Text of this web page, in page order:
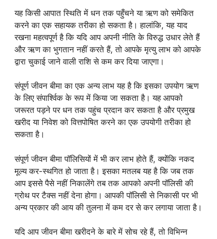
यह किसी आपात स्थिति में धन तक पहुँचने या ऋण को समेकित
करने का एक सहायक तरीका हो सकता है। हालांकि, यह याद
रखना महत्वपूर्ण है कि यदि आप अपनी नीति के विरुद्ध उधार लेते हैं
और ऋण का भुगतान नहीं करते हैं, तो आपके मृत्यु लाभ को आपके
द्वारा चुकाई जाने वाली राशि से कम कर दिया जाएगा।
संपूर्ण जीवन बीमा का एक अन्य लाभ यह है कि इसका उपयोग ऋण
के लिए संपार्श्विक के रूप में किया जा सकता है। यह आपको
जरूरत पड़ने पर धन तक पहुंच प्रदान कर सकता है और प्रमुख
खरीद या निवेश को वित्तपोषित करने का एक उपयोगी तरीका हो
सकता है।
संपूर्ण जीवन बीमा पॉलिसियों में भी कर लाभ होते हैं, क्योंकि नकद
मूल्य कर-स्थगित हो जाता है। इसका मतलब यह है कि जब तक
आप इससे पैसे नहीं निकालेंगे तब तक आपको अपनी पॉलिसी की
ग्रोथ पर टैक्स नहीं देना होगा। आपकी पॉलिसी से निकासी पर भी
अन्य प्रकार की आय की तुलना में कम दर से कर लगाया जाता है।
यदि आप जीवन बीमा खरीदने के बारे में सोच रहे हैं, तो विभिन्न